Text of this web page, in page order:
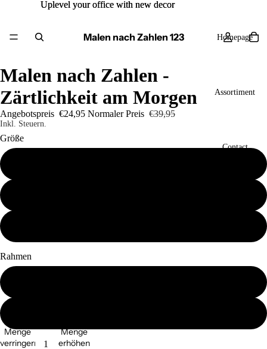
Uplevel your office with new decor
Uplevel your office with new decor
Malen nach Zahlen 123 Homepage
Assortiment
Contact
Malen nach Zahlen -
Zärtlichkeit am Morgen
Angebotspreis €24,95 Normaler Preis €39,95
Inkl. Steuern.
Größe
Rahmen
Menge
verringern
Menge
erhöhen